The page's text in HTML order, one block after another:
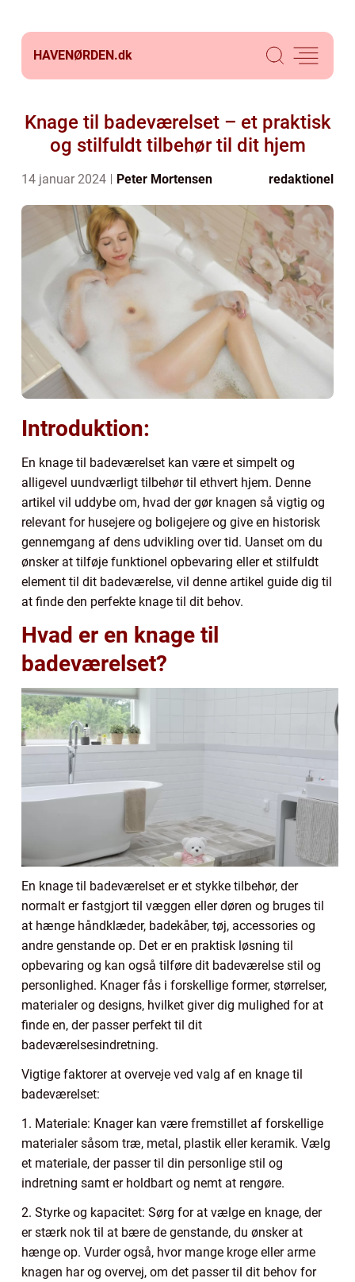
HAVENØRDEN.dk
Knage til badeværelset – et praktisk
og stilfuldt tilbehør til dit hjem
14 januar 2024 Peter Mortensen redaktionel
Introduktion:
En knage til badeværelset kan være et simpelt og
alligevel uundværligt tilbehør til ethvert hjem. Denne
artikel vil uddybe om, hvad der gør knagen så vigtig og
relevant for husejere og boligejere og give en historisk
gennemgang af dens udvikling over tid. Uanset om du
ønsker at tilføje funktionel opbevaring eller et stilfuldt
element til dit badeværelse, vil denne artikel guide dig til
at finde den perfekte knage til dit behov.
Hvad er en knage til
badeværelset?
En knage til badeværelset er et stykke tilbehør, der
normalt er fastgjort til væggen eller døren og bruges til
at hænge håndklæder, badekåber, tøj, accessories og
andre genstande op. Det er en praktisk løsning til
opbevaring og kan også tilføre dit badeværelse stil og
personlighed. Knager fås i forskellige former, størrelser,
materialer og designs, hvilket giver dig mulighed for at
finde en, der passer perfekt til dit
badeværelsesindretning.
Vigtige faktorer at overveje ved valg af en knage til
badeværelset:
1. Materiale: Knager kan være fremstillet af forskellige
materialer såsom træ, metal, plastik eller keramik. Vælg
et materiale, der passer til din personlige stil og
indretning samt er holdbart og nemt at rengøre.
2. Styrke og kapacitet: Sørg for at vælge en knage, der
er stærk nok til at bære de genstande, du ønsker at
hænge op. Vurder også, hvor mange kroge eller arme
knagen har og overvej, om det passer til dit behov for